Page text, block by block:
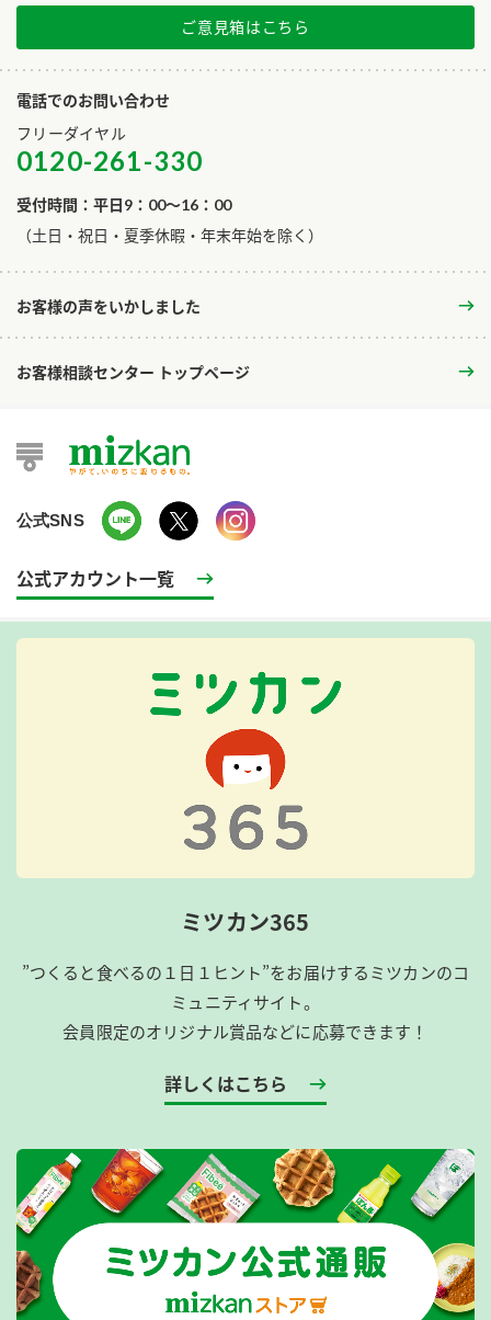
ご意見箱はこちら
電話でのお問い合わせ
フリーダイヤル
0120-261-330
受付時間：平日9：00～16：00
​（土日・祝日・夏季休暇・年末年始を除く）
お客様の声をいかしました
お客様相談センター トップページ
公式SNS
公式アカウント一覧
ミツカン365
”つくると食べるの１日１ヒント”をお届けするミツカンのコ
ミュニティサイト。
会員限定のオリジナル賞品などに応募できます！
詳しくはこちら